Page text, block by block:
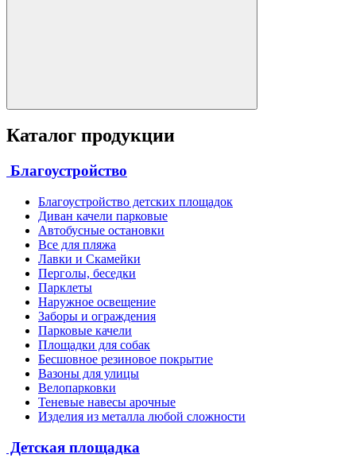
Каталог продукции
Благоустройство
Благоустройство детских площадок
Диван качели парковые
Автобусные остановки
Все для пляжа
Лавки и Скамейки
Перголы, беседки
Парклеты
Наружное освещение
Заборы и ограждения
Парковые качели
Площадки для собак
Бесшовное резиновое покрытие
Вазоны для улицы
Велопарковки
Теневые навесы арочные
Изделия из металла любой сложности
Детская площадка